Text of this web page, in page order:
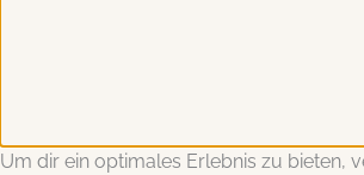
Um dir ein optimales Erlebnis zu bieten,